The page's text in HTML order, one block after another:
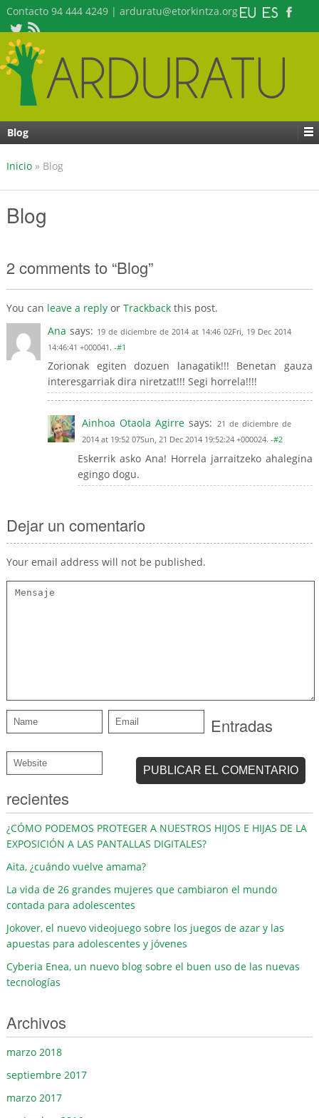
Contacto 94 444 4249 | arduratu@etorkintza.org
Blog
Inicio» Blog
Blog
2 comments to “Blog”
You can leave a replyor Trackbackthis post.
Ana says: 19 de diciembre de 2014 at 14:46 02Fri, 19 Dec 2014
14:46:41 +000041. -#1
Zorionak egiten dozuen lanagatik!!! Benetan gauza
interesgarriak dira niretzat!!! Segi horrela!!!!
Ainhoa Otaola Agirre says: 21 de diciembre de
2014 at 19:52 07Sun, 21 Dec 2014 19:52:24 +000024. -#2
Eskerrik asko Ana! Horrela jarraitzeko ahalegina
egingo dogu.
Dejar un comentario
Your email address will not be published.
Entradas
recientes
¿CÓMO PODEMOS PROTEGER A NUESTROS HIJOS E HIJAS DE LA
EXPOSICIÓN A LAS PANTALLAS DIGITALES?
Aita, ¿cuándo vuelve amama?
La vida de 26 grandes mujeres que cambiaron el mundo
contada para adolescentes
Jokover, el nuevo videojuego sobre los juegos de azar y las
apuestas para adolescentes y jóvenes
Cyberia Enea, un nuevo blog sobre el buen uso de las nuevas
tecnologías
Archivos
marzo 2018
septiembre 2017
marzo 2017